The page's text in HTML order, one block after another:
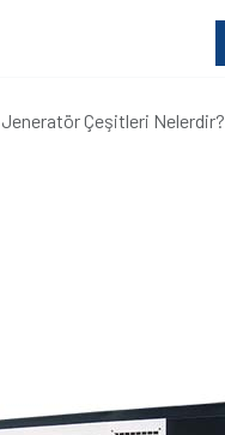
Jeneratör Çeşitleri Nelerdir?